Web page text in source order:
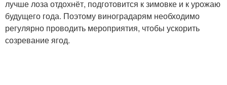
лучше лоза отдохнёт, подготовится к зимовке и к урожаю
будущего года. Поэтому виноградарям необходимо
регулярно проводить мероприятия, чтобы ускорить
созревание ягод.